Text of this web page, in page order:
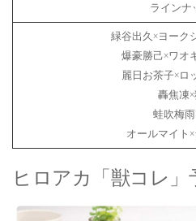
ラインナ
緑谷出久×ヨーク
爆豪勝己×ワオ
麗日お茶子×ロ
轟焦凍
蛙吹梅
オールマイト
ヒロアカ「獣コレ」